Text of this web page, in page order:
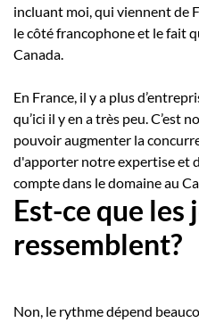
incluant moi, qui viennent de
le côté francophone et le fait
Canada.
En France, il y a plus
qu’ici il y en a très peu. C’est
pouvoir augmenter la
d'apporter notre expertise et
compte dans le domaine au
Est-ce que les
ressemblent?
Non, le rythme dépend